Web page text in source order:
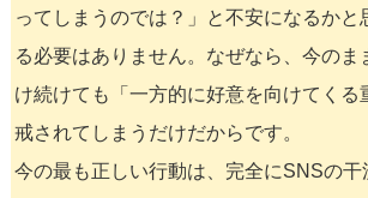
ってしまうのでは？」と不安になるかと
る必要はありません。なぜなら、今のま
け続けても「一方的に好意を向けてくる
戒されてしまうだけだからです。
今の最も正しい行動は、完全にSNSの干